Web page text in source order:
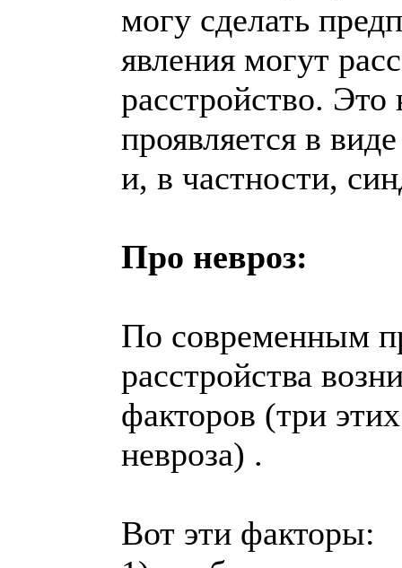
могу сделать
явления могут
расстройство. Это
проявляется в
и, в частности,
Про невроз:
По современным
расстройства
факторов (три
невроза) .
Вот эти факторы: